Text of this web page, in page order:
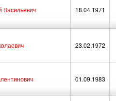
Васильевич 18.04.1971
23.02.1972
01.09.1983